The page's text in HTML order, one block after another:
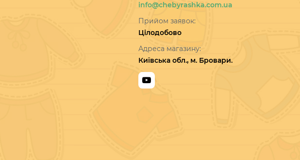
info@chebyrashka.com.ua
Прийом заявок:
Цілодобово
Адреса магазину:
Київська обл., м. Бровари.